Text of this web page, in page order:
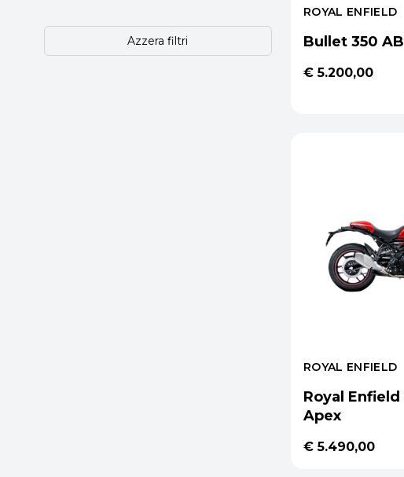
Azzera filtri
ROYAL ENFIELD
Bullet 350
€ 5.200,00
ROYAL ENFIELD
Royal
Apex
€ 5.490,00